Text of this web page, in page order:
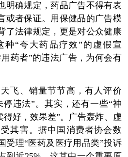
明确规定，药品广告不得有表
或者保证。用保健品的广告模
了法律规定，更是对公众健康
种“夸大药品疗效”的虚假宣
药者”的违法广告，为何会有
、销量节节高，有人评价
违法”。其实，还有一些“神
得好，效果差”。广告轰炸、虚
其害。据中国消费者协会数
受理“医药及医疗用品类”投诉